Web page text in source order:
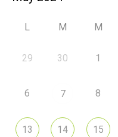
L M M
29 30 1
6 7 8
13 14 15